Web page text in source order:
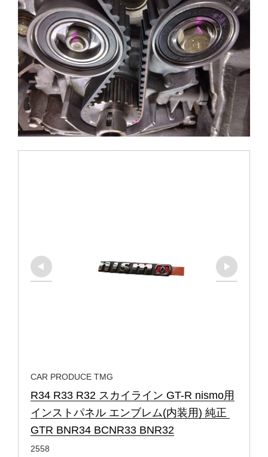
CAR PRODUCE TMG
R34 R33 R32 スカイライン GT-R nismo用
インストパネル エンブレム(内装用) 純正
GTR BNR34 BCNR33 BNR32
2558